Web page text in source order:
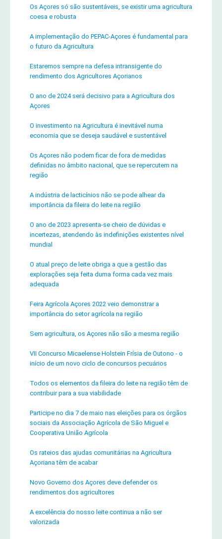
Os Açores só são sustentáveis, se existir uma agricultura
coesa e robusta
A implementação do PEPAC-Açores é fundamental para
o futuro da Agricultura
Estaremos sempre na defesa intransigente do
rendimento dos Agricultores Açorianos
O ano de 2024 será decisivo para a Agricultura dos
Açores
O investimento na Agricultura é inevitável numa
economia que se deseja saudável e sustentável
Os Açores não podem ficar de fora de medidas
definidas no âmbito nacional, que se repercutem na
região
A indústria de lacticínios não se pode alhear da
importância da fileira do leite na região
O ano de 2023 apresenta-se cheio de dúvidas e
incertezas, atendendo às indefinições existentes nível
mundial
O atual preço de leite obriga a que a gestão das
explorações seja feita duma forma cada vez mais
adequada
Feira Agrícola Açores 2022 veio demonstrar a
importância do setor agrícola na região
Sem agricultura, os Açores não são a mesma região
VII Concurso Micaelense Holstein Frísia de Outono - o
início de um novo ciclo de concursos pecuários
Todos os elementos da fileira do leite na região têm de
contribuir para a sua viabilidade
Participe no dia 7 de maio nas eleições para os órgãos
sociais da Associação Agrícola de São Miguel e
Cooperativa União Agrícola
Os rateios das ajudas comunitárias na Agricultura
Açoriana têm de acabar
Novo Governo dos Açores deve defender os
rendimentos dos agricultores
A excelência do nosso leite continua a não ser
valorizada